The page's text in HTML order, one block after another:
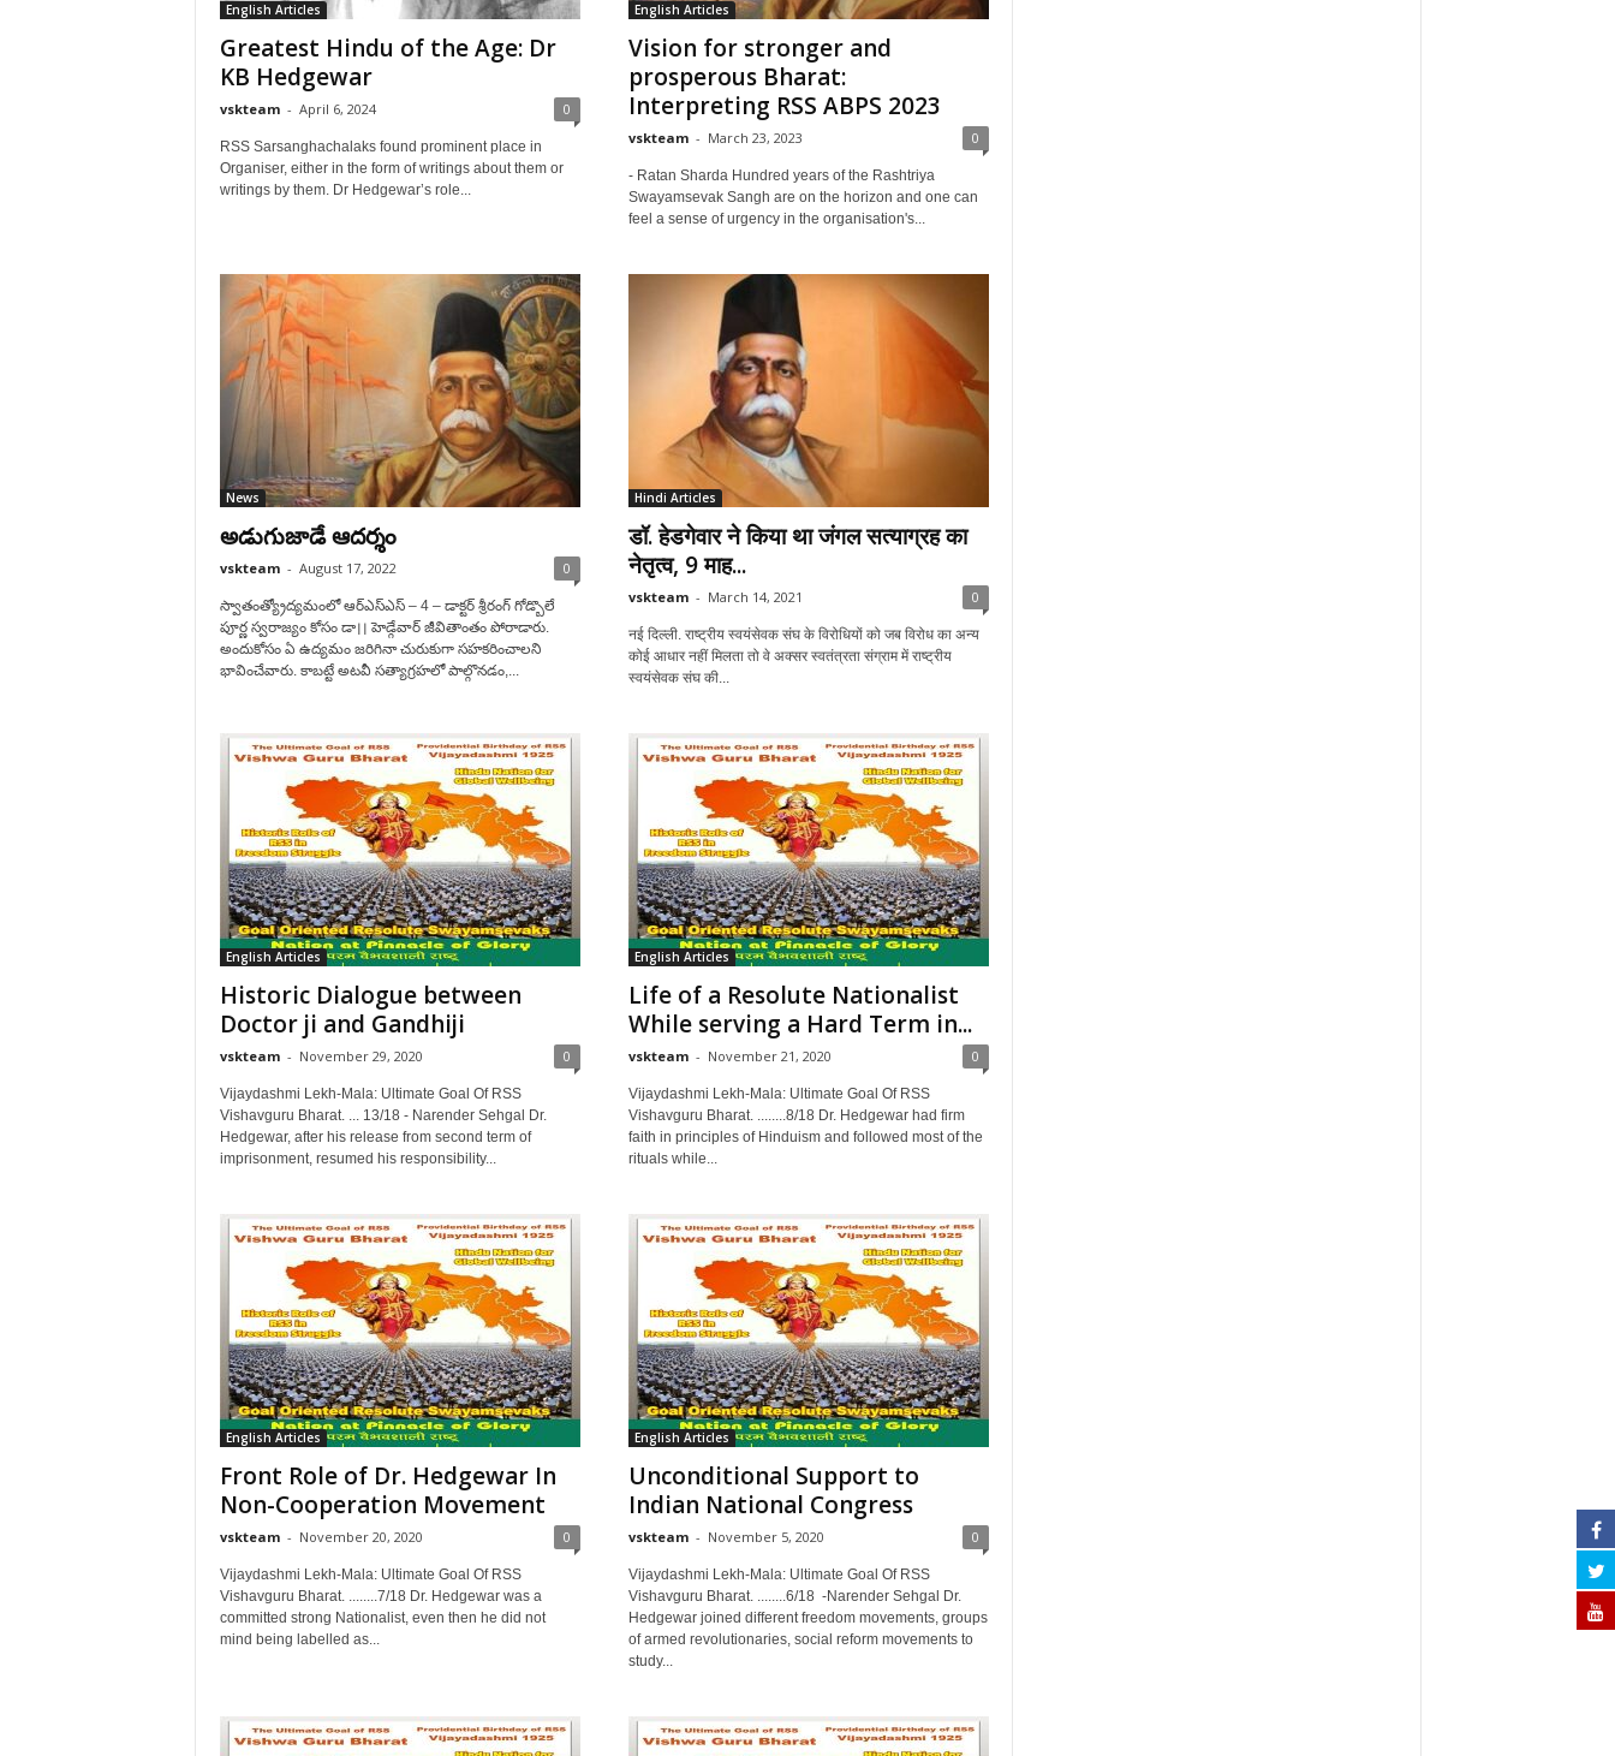
English Articles
Greatest Hindu of the Age: Dr
KB Hedgewar
vskteam - April 6, 2024 0
RSS Sarsanghachalaks found prominent place in
Organiser, either in the form of writings about them or
writings by them. Dr Hedgewar’s role...
English Articles
Vision for stronger and
prosperous Bharat:
Interpreting RSS ABPS 2023
vskteam - March 23, 2023 0
- Ratan Sharda Hundred years of the Rashtriya
Swayamsevak Sangh are on the horizon and one can
feel a sense of urgency in the organisation's...
News
అడుగుజాడే ఆదర్శం
vskteam - August 17, 2022 0
స్వాతంత్య్రోద్యమంలో ఆర్‌ఎస్‌ఎస్‌ – 4 – ‌డాక్టర్‌ శ్రీ‌రంగ్‌ ‌గోడ్బొలే
పూర్ణ స్వరాజ్యం కోసం డా।। హెడ్గేవార్‌ ‌జీవితాంతం పోరాడారు.
అందుకోసం ఏ ఉద్యమం జరిగినా చురుకుగా సహకరించాలని
భావించేవారు. కాబట్టే అటవీ సత్యాగ్రహలో పాల్గొనడం,...
Hindi Articles
डॉ. हेडगेवार ने किया था जंगल सत्याग्रह का
नेतृत्व, 9 माह...
vskteam - March 14, 2021 0
नई दिल्ली. राष्ट्रीय स्वयंसेवक संघ के विरोधियों को जब विरोध का अन्य
कोई आधार नहीं मिलता तो वे अक्सर स्वतंत्रता संग्राम में राष्ट्रीय
स्वयंसेवक संघ की...
English Articles
Historic Dialogue between
Doctor ji and Gandhiji
vskteam - November 29, 2020 0
Vijaydashmi Lekh-Mala: Ultimate Goal Of RSS
Vishavguru Bharat. ... 13/18 - Narender Sehgal Dr.
Hedgewar, after his release from second term of
imprisonment, resumed his responsibility...
English Articles
Life of a Resolute Nationalist
While serving a Hard Term in...
vskteam - November 21, 2020 0
Vijaydashmi Lekh-Mala: Ultimate Goal Of RSS
Vishavguru Bharat. ........8/18 Dr. Hedgewar had firm
faith in principles of Hinduism and followed most of the
rituals while...
English Articles
Front Role of Dr. Hedgewar In
Non-Cooperation Movement
vskteam - November 20, 2020 0
Vijaydashmi Lekh-Mala: Ultimate Goal Of RSS
Vishavguru Bharat. ........7/18 Dr. Hedgewar was a
committed strong Nationalist, even then he did not
mind being labelled as...
English Articles
Unconditional Support to
Indian National Congress
vskteam - November 5, 2020 0
Vijaydashmi Lekh-Mala: Ultimate Goal Of RSS
Vishavguru Bharat. ........6/18 -Narender Sehgal Dr.
Hedgewar joined different freedom movements, groups
of armed revolutionaries, social reform movements to
study...